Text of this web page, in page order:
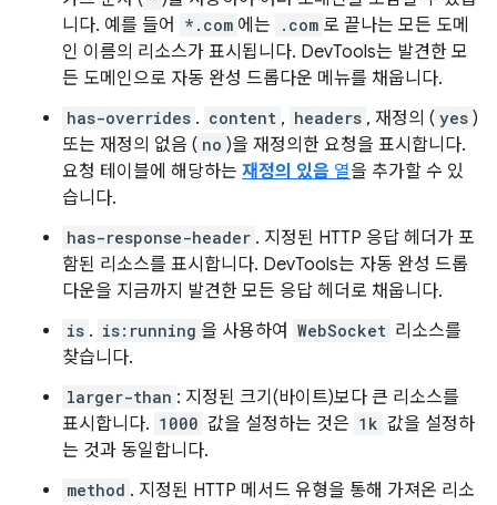
니다. 예를 들어
*.com 에는 .com 로 끝나는 모든 도메
인 이름의 리소스가 표시됩니다. DevTools는 발견한 모
든 도메인으로 자동 완성 드롭다운 메뉴를 채웁니다.
has-overrides . content , headers , 재정의 ( yes )
또는 재정의 없음 ( no )을 재정의한 요청을 표시합니다.
요청 테이블에 해당하는 재정의 있음 열을 추가할 수 있
습니다.
has-response-header . 지정된 HTTP 응답 헤더가 포
함된 리소스를 표시합니다. DevTools는 자동 완성 드롭
다운을 지금까지 발견한 모든 응답 헤더로 채웁니다.
is . is:running 을 사용하여 WebSocket 리소스를
찾습니다.
larger-than : 지정된 크기(바이트)보다 큰 리소스를
표시합니다. 1000 값을 설정하는 것은 1k 값을 설정하
는 것과 동일합니다.
method . 지정된 HTTP 메서드 유형을 통해 가져온 리소